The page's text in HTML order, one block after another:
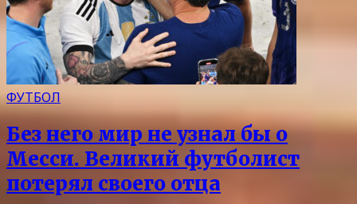
ФУТБОЛ
Без него мир не узнал бы о
Месси. Великий футболист
потерял своего отца